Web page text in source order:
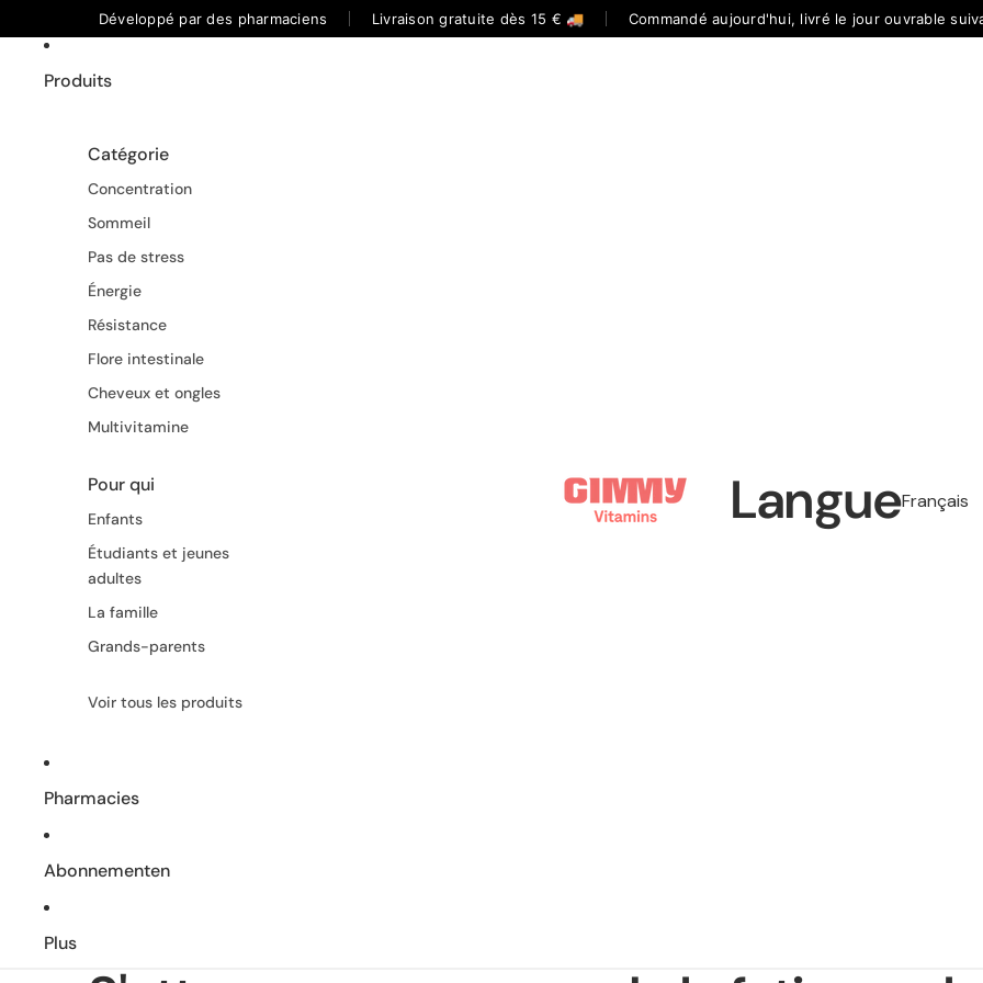
Développé par des pharmaciens Livraison gratuite dès 15 € 🚚 Commandé aujourd'hui, livré le jour ouvrable
Produits
Catégorie
Concentration
Sommeil
Pas de stress
Énergie
Résistance
Flore intestinale
Cheveux et ongles
Multivitamine
Pour qui
Enfants
Étudiants et jeunes
adultes
La famille
Grands-parents
Voir tous les produits
Pharmacies
Abonnementen
Plus
Langue